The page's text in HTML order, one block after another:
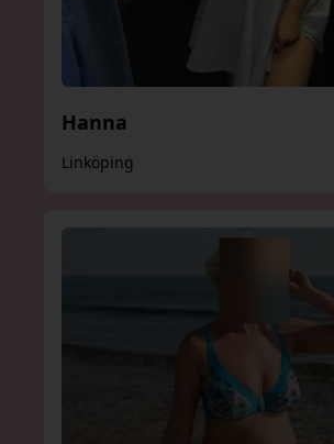
Hanna
Linköping